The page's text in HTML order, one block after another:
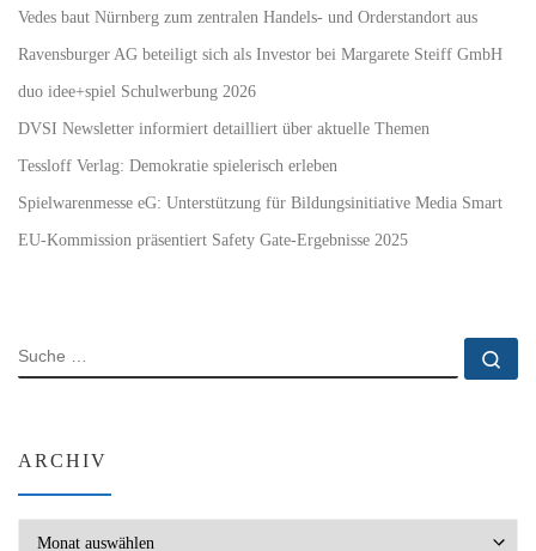
Vedes baut Nürnberg zum zentralen Handels- und Orderstandort aus
Ravensburger AG beteiligt sich als Investor bei Margarete Steiff GmbH
duo idee+spiel Schulwerbung 2026
DVSI Newsletter informiert detailliert über aktuelle Themen
Tessloff Verlag: Demokratie spielerisch erleben
Spielwarenmesse eG: Unterstützung für Bildungsinitiative Media Smart
EU-Kommission präsentiert Safety Gate-Ergebnisse 2025
SUCHE
ARCHIV